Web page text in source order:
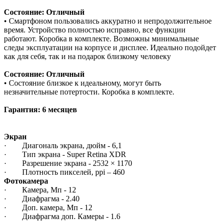
Состояние: Отличный
• Смартфоном пользовались аккуратно и непродолжительное
время. Устройство полностью исправно, все функции
работают. Коробка в комплекте. Возможны минимальные
следы эксплуатации на корпусе и дисплее. Идеально подойдет
как для себя, так и на подарок близкому человеку
Состояние: Отличный
• Состояние близкое к идеальному, могут быть
незначительные потертости. Коробка в комплекте.
Гарантия: 6 месяцев
Экран
· Диагональ экрана, дюйм - 6,1
· Тип экрана - Super Retina XDR
· Разрешение экрана - 2532 × 1170
· Плотность пикселей, ppi – 460
Фотокамера
· Камера, Мп - 12
· Диафрагма - 2.40
· Доп. камера, Мп - 12
· Диафрагма доп. Камеры - 1.6